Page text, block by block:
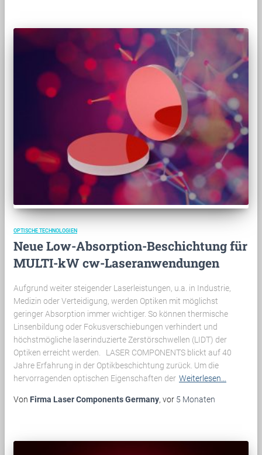
OPTISCHE TECHNOLOGIEN
Neue Low-Absorption-Beschichtung für
MULTI-kW cw-Laseranwendungen
Aufgrund weiter steigender Laserleistungen, u.a. in Industrie,
Medizin oder Verteidigung, werden Optiken mit möglichst
geringer Absorption immer wichtiger. So können thermische
Linsenbildung oder Fokusverschiebungen verhindert und
höchstmögliche laserinduzierte Zerstörschwellen (LIDT) der
Optiken erreicht werden. LASER COMPONENTS blickt auf 40
Jahre Erfahrung in der Optikbeschichtung zurück. Um die
hervorragenden optischen Eigenschaften der Weiterlesen…
Von Firma Laser Components Germany, vor 5 Monaten